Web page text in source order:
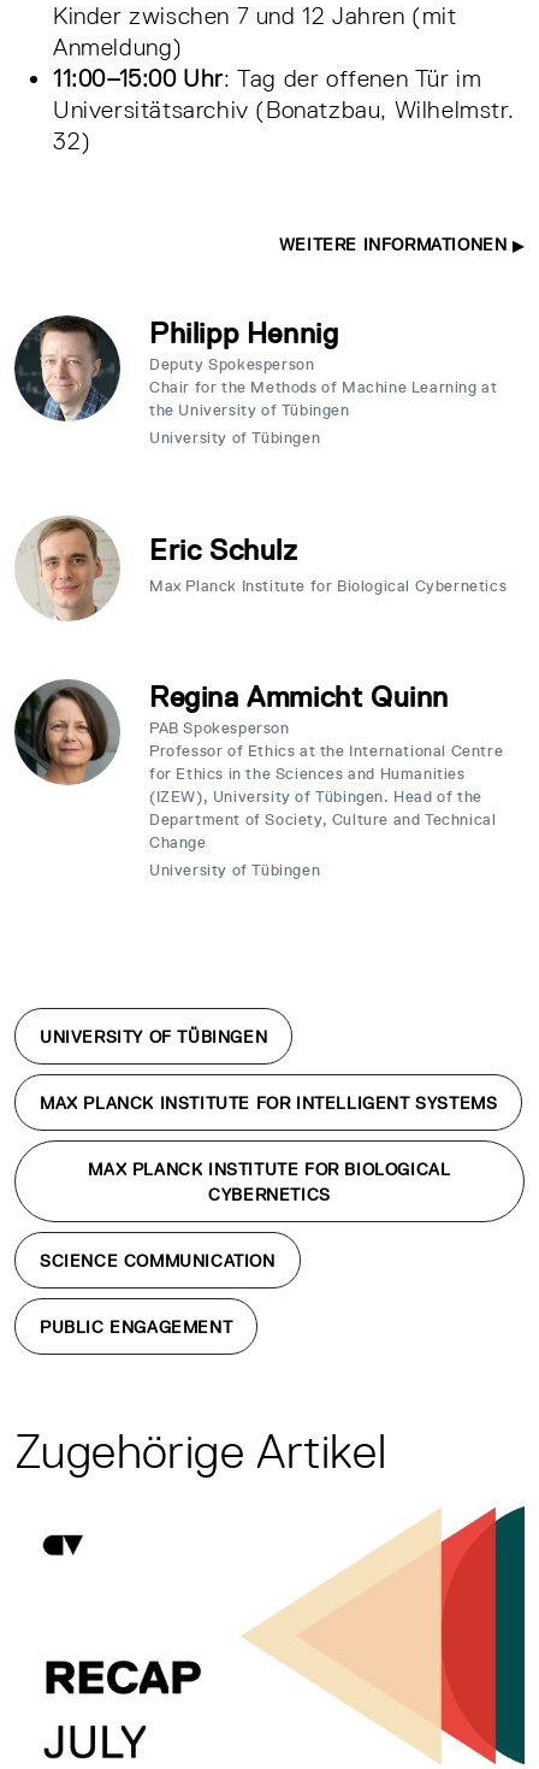
Kinder zwischen 7 und 12 Jahren (mit
Anmeldung)
11:00–15:00 Uhr: Tag der offenen Tür im
Universitätsarchiv (Bonatzbau, Wilhelmstr.
32)
WEITERE INFORMATIONEN
Philipp Hennig
Deputy Spokesperson
Chair for the Methods of Machine Learning at
the University of Tübingen
University of Tübingen
Eric Schulz
Max Planck Institute for Biological Cybernetics
Regina Ammicht Quinn
PAB Spokesperson
Professor of Ethics at the International Centre
for Ethics in the Sciences and Humanities
(IZEW), University of Tübingen. Head of the
Department of Society, Culture and Technical
Change
University of Tübingen
UNIVERSITY OF TÜBINGEN
MAX PLANCK INSTITUTE FOR INTELLIGENT SYSTEMS
MAX PLANCK INSTITUTE FOR BIOLOGICAL
CYBERNETICS
SCIENCE COMMUNICATION
PUBLIC ENGAGEMENT
Zugehörige Artikel